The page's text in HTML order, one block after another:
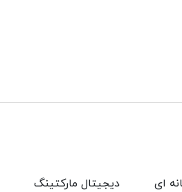
دیجیتال مارکتینگ ای